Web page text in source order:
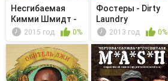
Несгибаемая
Кимми Шмидт -
Kimmy Goes ...
2015 год 0%
Фостеры - Dirty
Laundry
2013 год 0%